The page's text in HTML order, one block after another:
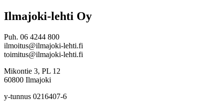
Ilmajoki-lehti Oy
Puh. 06 4244 800
ilmoitus@ilmajoki-lehti.fi
toimitus@ilmajoki-lehti.fi
Mikontie 3, PL 12
60800 Ilmajoki
y-tunnus 0216407-6